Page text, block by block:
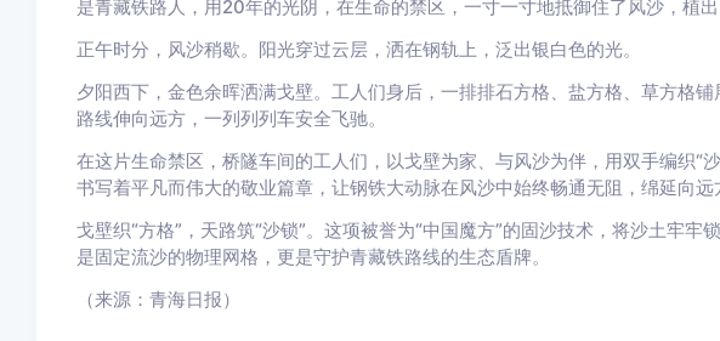
是青藏铁路人，用20年的光阴，在生命的禁区，一寸一寸地抵御住了风沙，植出
正午时分，风沙稍歇。阳光穿过云层，洒在钢轨上，泛出银白色的光。
夕阳西下，金色余晖洒满戈壁。工人们身后，一排排石方格、盐方格、草方格
路线伸向远方，一列列列车安全飞驰。
在这片生命禁区，桥隧车间的工人们，以戈壁为家、与风沙为伴，用双手编织“
书写着平凡而伟大的敬业篇章，让钢铁大动脉在风沙中始终畅通无阻，绵延向远
戈壁织“方格”，天路筑“沙锁”。这项被誉为“中国魔方”的固沙技术，将沙土牢牢
是固定流沙的物理网格，更是守护青藏铁路线的生态盾牌。
（来源：青海日报）